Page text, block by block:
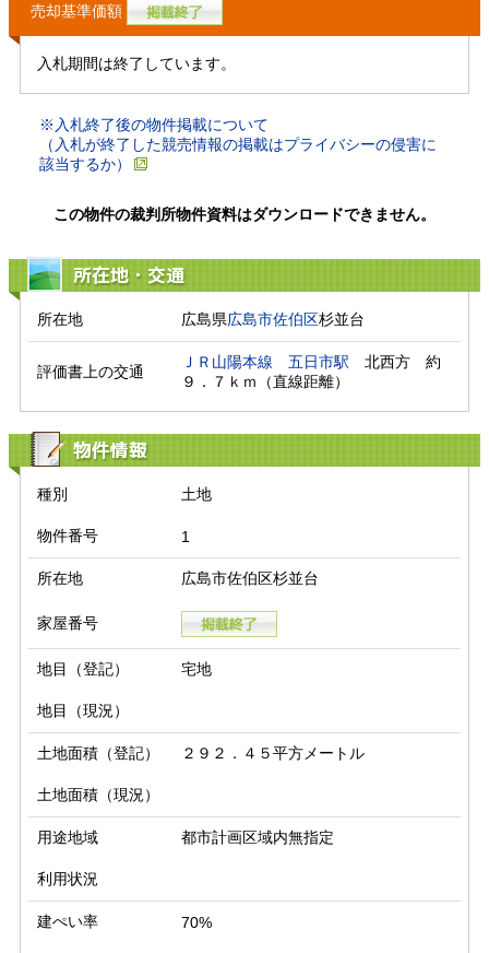
売却基準価額
入札期間は終了しています。
※入札終了後の物件掲載について
（入札が終了した競売情報の掲載はプライバシーの侵害に
該当するか）
この物件の裁判所物件資料はダウンロードできません。
所在地・交通
所在地 広島県広島市佐伯区杉並台
評価書上の交通
ＪＲ山陽本線 五日市駅 北西方　約
９．７ｋｍ（直線距離）
物件情報
種別 土地
物件番号 1
所在地 広島市佐伯区杉並台
家屋番号
地目（登記） 宅地
地目（現況）
土地面積（登記） ２９２．４５平方メートル
土地面積（現況）
用途地域 都市計画区域内無指定
利用状況
建ぺい率 70%